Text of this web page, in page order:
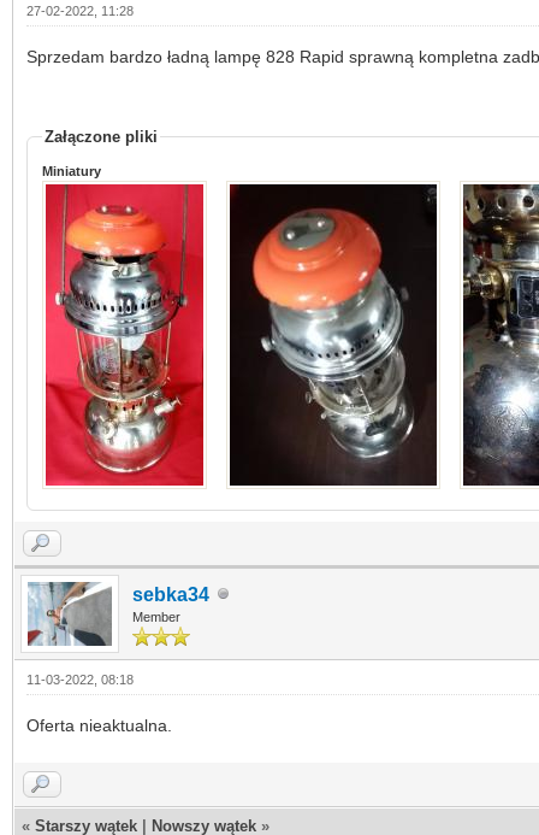
27-02-2022, 11:28
Sprzedam bardzo ładną lampę 828 Rapid sprawną kompletna
Załączone pliki
Miniatury
sebka34
Member
11-03-2022, 08:18
Oferta nieaktualna.
« Starszy wątek Nowszy wątek »